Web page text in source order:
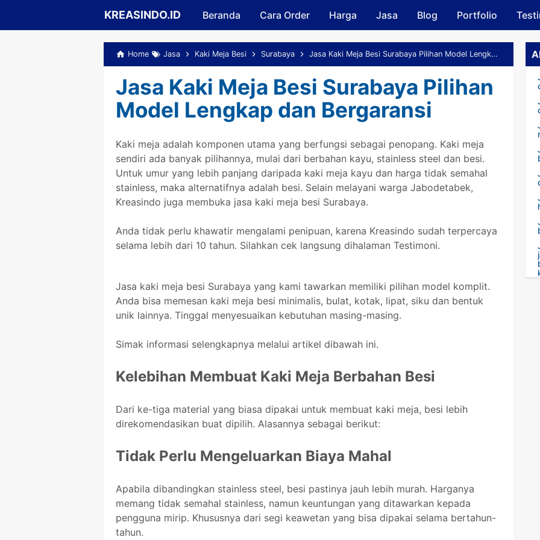
Skip to main content
KREASINDO.ID Beranda Cara Order Harga Jasa Blog Portfolio
Home Jasa Kaki Meja Besi Surabaya Jasa Kaki Meja Besi Surabaya Pilihan Model Lengkap dan Bergaransi
Jasa Kaki Meja Besi Surabaya Pilihan
Model Lengkap dan Bergaransi
Kaki meja adalah komponen utama yang berfungsi sebagai penopang. Kaki meja
sendiri ada banyak pilihannya, mulai dari berbahan kayu, stainless steel dan besi.
Untuk umur yang lebih panjang daripada kaki meja kayu dan harga tidak semahal
stainless, maka alternatifnya adalah besi. Selain melayani warga Jabodetabek,
Kreasindo juga membuka jasa kaki meja besi Surabaya.
Anda tidak perlu khawatir mengalami penipuan, karena Kreasindo sudah terpercaya
selama lebih dari 10 tahun. Silahkan cek langsung dihalaman Testimoni.
Jasa kaki meja besi Surabaya yang kami tawarkan memiliki pilihan model komplit.
Anda bisa memesan kaki meja besi minimalis, bulat, kotak, lipat, siku dan bentuk
unik lainnya. Tinggal menyesuaikan kebutuhan masing-masing.
Simak informasi selengkapnya melalui artikel dibawah ini.
Kelebihan Membuat Kaki Meja Berbahan Besi
Dari ke-tiga material yang biasa dipakai untuk membuat kaki meja, besi lebih
direkomendasikan buat dipilih. Alasannya sebagai berikut:
Tidak Perlu Mengeluarkan Biaya Mahal
Apabila dibandingkan stainless steel, besi pastinya jauh lebih murah. Harganya
memang tidak semahal stainless, namun keuntungan yang ditawarkan kepada
pengguna mirip. Khususnya dari segi keawetan yang bisa dipakai selama bertahun-
tahun.